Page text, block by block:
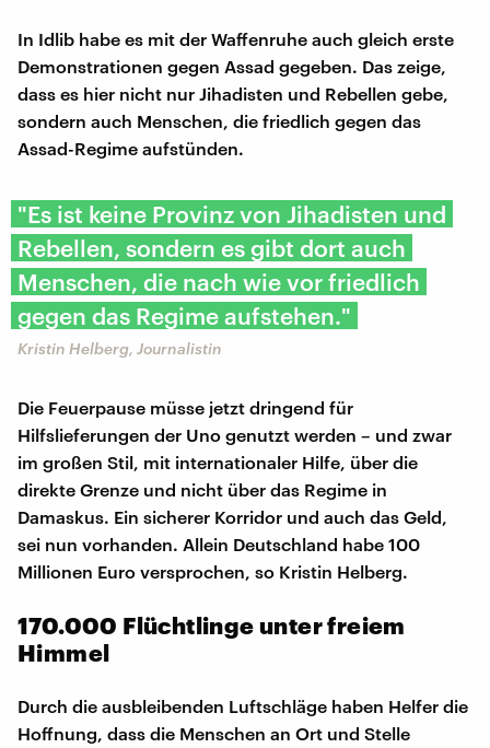
In Idlib habe es mit der Waffenruhe auch gleich erste
Demonstrationen gegen Assad gegeben. Das zeige,
dass es hier nicht nur Jihadisten und Rebellen gebe,
sondern auch Menschen, die friedlich gegen das
Assad-Regime aufstünden.
"Es ist keine Provinz von Jihadisten und
Rebellen, sondern es gibt dort auch
Menschen, die nach wie vor friedlich
gegen das Regime aufstehen."
Kristin Helberg, Journalistin
Die Feuerpause müsse jetzt dringend für
Hilfslieferungen der Uno genutzt werden – und zwar
im großen Stil, mit internationaler Hilfe, über die
direkte Grenze und nicht über das Regime in
Damaskus. Ein sicherer Korridor und auch das Geld,
sei nun vorhanden. Allein Deutschland habe 100
Millionen Euro versprochen, so Kristin Helberg.
170.000 Flüchtlinge unter freiem
Himmel
Durch die ausbleibenden Luftschläge haben Helfer die
Hoffnung, dass die Menschen an Ort und Stelle